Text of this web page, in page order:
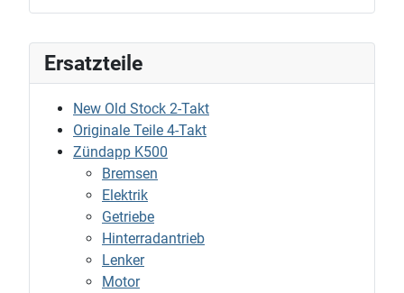
Ersatzteile
New Old Stock 2-Takt
Originale Teile 4-Takt
Zündapp K500
Bremsen
Elektrik
Getriebe
Hinterradantrieb
Lenker
Motor